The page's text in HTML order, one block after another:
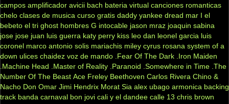
campos amplificador avicii bach bateria virtual canciones romanticas
chelo clases de musica curso gratis daddy yankee dread mar I el
bebeto el tri ghost hombres G intocable jason mraz joaquin sabina
jose jose juan luis guerra katy perry kiss leo dan leonel garcia luis
coronel marco antonio solis mariachis miley cyrus rosana system of a
down ulices chaidez voz de mando .Fear Of The Dark .Iron Maiden
.Machine Head
.Master of Reality .Paranoid .Somewhere in Time .The
Number Of The Beast Ace Freley Beethoven Carlos Rivera Chino &
Nacho Don Omar Jimi Hendrix Morat Sia alex ubago armonica backing
track banda carnaval bon jovi cali y el dandee calle 13 chris brown